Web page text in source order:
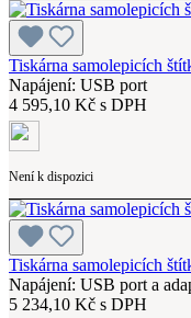
Tiskárna samolepicích
Napájení: USB port
4 595,10 Kč s DPH
Není k dispozici
Tiskárna samolepicích
Napájení: USB port a
5 234,10 Kč s DPH